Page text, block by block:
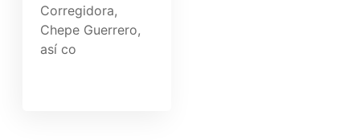
Corregidora,
Chepe Guerrero,
así co